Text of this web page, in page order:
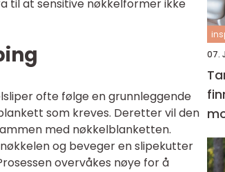
til at sensitive nøkkelformer ikke
ofte følge en grunnleggende
som kreves. Deretter vil den
med nøkkelblanketten.
og beveger en slipekutter
overvåkes nøye for å
07.